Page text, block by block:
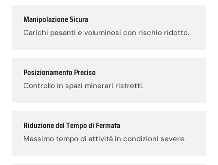
Manipolazione Sicura
Carichi pesanti e voluminosi con rischio ridotto.
Posizionamento Preciso
Controllo in spazi minerari ristretti.
Riduzione del Tempo di Fermata
Massimo tempo di attività in condizioni severe.